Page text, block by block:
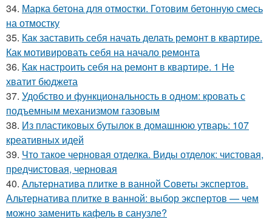
34. Марка бетона для отмостки. Готовим бетонную смесь
на отмостку
35. Как заставить себя начать делать ремонт в квартире.
Как мотивировать себя на начало ремонта
36. Как настроить себя на ремонт в квартире. 1 Не
хватит бюджета
37. Удобство и функциональность в одном: кровать с
подъемным механизмом газовым
38. Из пластиковых бутылок в домашнюю утварь: 107
креативных идей
39. Что такое черновая отделка. Виды отделок: чистовая,
предчистовая, черновая
40. Альтернатива плитке в ванной Советы экспертов.
Альтернатива плитке в ванной: выбор экспертов — чем
можно заменить кафель в санузле?